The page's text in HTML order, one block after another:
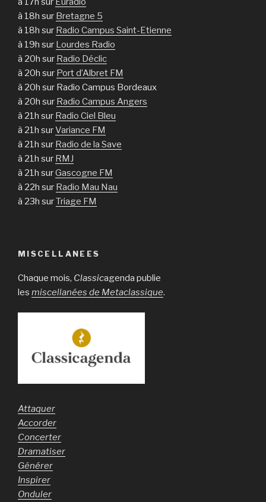
à 18h sur Bretagne 5
à 18h sur Radio Campus Saint-Etienne
à 19h sur Lourdes Radio
à 20h sur Radio Déclic
à 20h sur Port d’Albret FM
à 20h sur Radio Campus Bordeaux
à 20h sur Radio Campus Angers
à 21h sur Radio Ciel Bleu
à 21h surVariance FM
à 21h sur Radio de la Save
à 21h sur RMJ
à 21h surGascogne FM
à 22h sur Radio Mau Nau
à 23h surTriage FM
MISCELLANEES
Chaque mois, Classicagenda publie
les miscellanées de Metaclassique.
Attaquer
Accorder
Concerter
Dramatiser
Générer
Inspirer
Onduler